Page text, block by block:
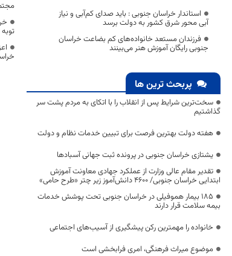
استاندار خراسان جنوبی : باید صدای کم‌آبی و نیاز
آبی محور شرق کشور به دولت برسد
فرزندان مستعد خانواده‌های کم بضاعت خراسان
جنوبی رایگان آموزش هنر می‌بینند
پربحث ترین ها
سخت‌ترین شرایط پس از انقلاب را با اتکای به مردم پشت سر
گذاشتیم
هفته دولت بهترین فرصت برای تبیین خدمات نظام و دولت
یشتازی خراسان جنوبی در پرونده ثبت جهانی آسبادها
تقدیر مقام عالی وزارت از عملکرد جهادی معاونت آموزش
ابتدایی خراسان جنوبی/ ۴۶۰۰ دانش‌آموز زیر چتر «طرح حامی»
۱۸۵ بیمار هموفیلی در خراسان جنوبی تحت پوشش خدمات
بیمه سلامت قرار دارند
خانواده را مهمترین رکن پیشگیری از آسیب‌های اجتماعی
موضوع میراث فرهنگی، امری فرابخشی است